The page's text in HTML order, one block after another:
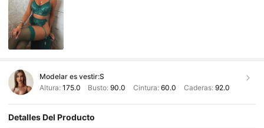
Modelar es vestir:S
Altura: 175.0 Busto:90.0 Cintura: 60.0 Caderas: 92.0
Detalles Del Producto
77K Seguidores